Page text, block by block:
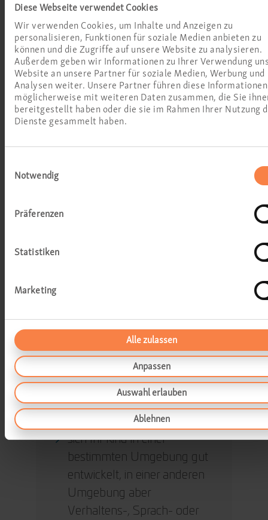
Diese Webseite verwendet Cookies
Wir verwenden Cookies, um Inhalte und Anzeigen zu
personalisieren, Funktionen für soziale Medien anbieten zu
können und die Zugriffe auf unsere Website zu analysieren.
Außerdem geben wir Informationen zu Ihrer Verwendung
Website an unsere Partner für soziale Medien, Werbung und
Analysen weiter. Unsere Partner führen diese Informationen
möglicherweise mit weiteren Daten zusammen, die Sie
bereitgestellt haben oder die sie im Rahmen Ihrer Nutzung
Dienste gesammelt haben.
Notwendig
Präferenzen
Statistiken
Marketing
Alle zulassen
Anpassen
Auswahl erlauben
Ablehnen
Bitte gehen Sie mit
Ihrem Kind zum
Arzt, wenn ...
zu sprechen,
Ihr Kind zu Hause gut hört
und spricht, nicht aber bei
Hintergrundgeräuschen, z.
B. in der Schule,
sich Ihr Kind in einer
bestimmten Umgebung gut
entwickelt, in einer anderen
Umgebung aber
Verhaltens-, Sprach- oder